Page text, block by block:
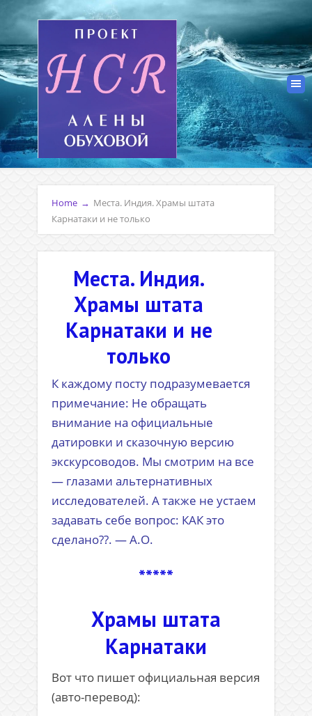
Home → Места. Индия. Храмы штата
Карнатаки и не только
Места. Индия.
Храмы штата
Карнатаки и не
только
К каждому посту подразумевается
примечание: Не обращать
внимание на официальные
датировки и сказочную версию
экскурсоводов. Мы смотрим на все
— глазами альтернативных
исследователей. А также не устаем
задавать себе вопрос: КАК это
сделано??. — А.О.
*****
Храмы штата
Карнатаки
Вот что пишет официальная версия
(авто-перевод):